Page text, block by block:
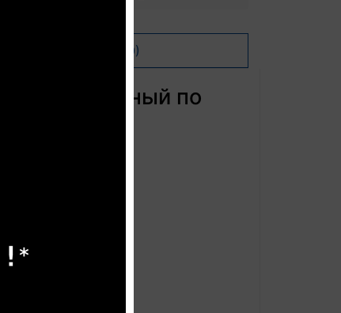
Отзывов (0)
промасленный по